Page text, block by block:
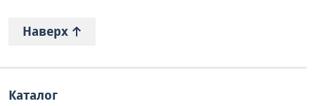
Наверх
Каталог